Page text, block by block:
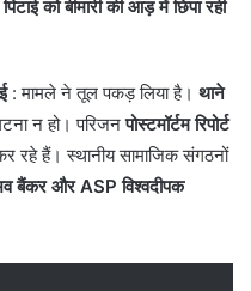
पिटाई को बीमारी की आड़ में छिपा रही
: मामले ने तूल पकड़ लिया है। थाने
न हो। परिजनपोस्टमॉर्टम रिपोर्ट
रहे हैं। स्थानीय सामाजिक संगठनों
बैंकर और ASP विश्वदीपक